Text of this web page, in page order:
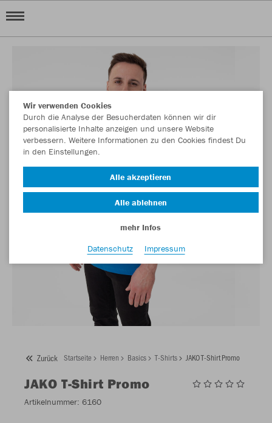
Zurück Startseite Herren Basics T-Shirts JAKO T-Shirt Promo
JAKO T-Shirt Promo
Artikelnummer: 6160
Wir verwenden Cookies
Durch die Analyse der Besucherdaten können wir dir
personalisierte Inhalte anzeigen und unsere Website
verbessern. Weitere Informationen zu den Cookies findest Du
in den Einstellungen.
Alle akzeptieren
Alle ablehnen
mehr Infos
Datenschutz
Impressum